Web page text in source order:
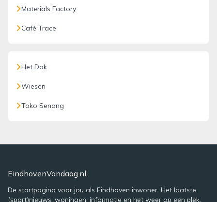
Materials Factory
Café Trace
Het Dok
Wiesen
Toko Senang
EindhovenVandaag.nl
De startpagina voor jou als Eindhoven inwoner. Het laatste
(sport)nieuws, woningen, informatie en het weer op een plek.